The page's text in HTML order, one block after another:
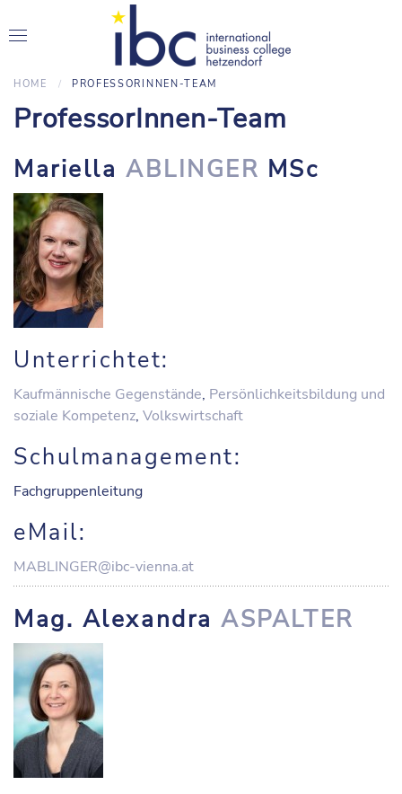
HOME PROFESSORINNEN-TEAM
ProfessorInnen-Team
Mariella ABLINGER MSc
Unterrichtet:
Kaufmännische Gegenstände, Persönlichkeitsbildung und
soziale Kompetenz, Volkswirtschaft
Schulmanagement:
Fachgruppenleitung
eMail:
MABLINGER@ibc-vienna.at
Mag. AlexandraASPALTER